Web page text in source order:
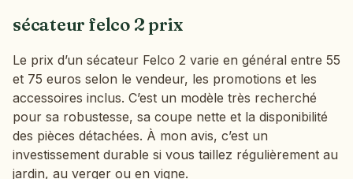
sécateur felco 2 prix
Le prix d’un sécateur Felco 2 varie en général entre 55
et 75 euros selon le vendeur, les promotions et les
accessoires inclus. C’est un modèle très recherché
pour sa robustesse, sa coupe nette et la disponibilité
des pièces détachées. À mon avis, c’est un
investissement durable si vous taillez régulièrement au
jardin, au verger ou en vigne.